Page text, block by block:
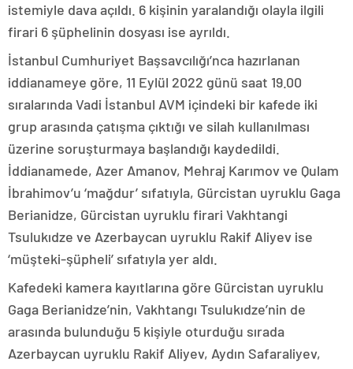
istemiyle dava açıldı. 6 kişinin yaralandığı olayla ilgili
firari 6 şüphelinin dosyası ise ayrıldı.
İstanbul Cumhuriyet Başsavcılığı’nca hazırlanan
iddianameye göre, 11 Eylül 2022 günü saat 19.00
sıralarında Vadi İstanbul AVM içindeki bir kafede iki
grup arasında çatışma çıktığı ve silah kullanılması
üzerine soruşturmaya başlandığı kaydedildi.
İddianamede, Azer Amanov, Mehraj Karımov ve Qulam
İbrahimov’u ‘mağdur’ sıfatıyla, Gürcistan uyruklu Gaga
Berianidze, Gürcistan uyruklu firari Vakhtangi
Tsulukıdze ve Azerbaycan uyruklu Rakif Aliyev ise
‘müşteki-şüpheli’ sıfatıyla yer aldı.
Kafedeki kamera kayıtlarına göre Gürcistan uyruklu
Gaga Berianidze’nin, Vakhtangı Tsulukıdze’nin de
arasında bulunduğu 5 kişiyle oturduğu sırada
Azerbaycan uyruklu Rakif Aliyev, Aydın Safaraliyev,